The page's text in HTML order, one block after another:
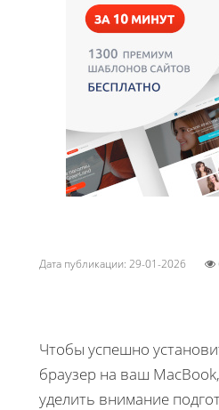
Дата публикации: 29-01-2026
Чтобы успешно
браузер на ваш
уделить внимание